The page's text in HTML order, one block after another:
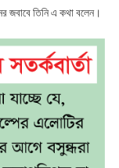
জবাবে তিনি এ কথা বলেন।